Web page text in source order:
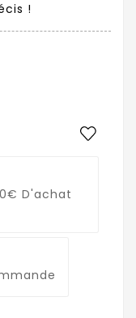
!
D'achat